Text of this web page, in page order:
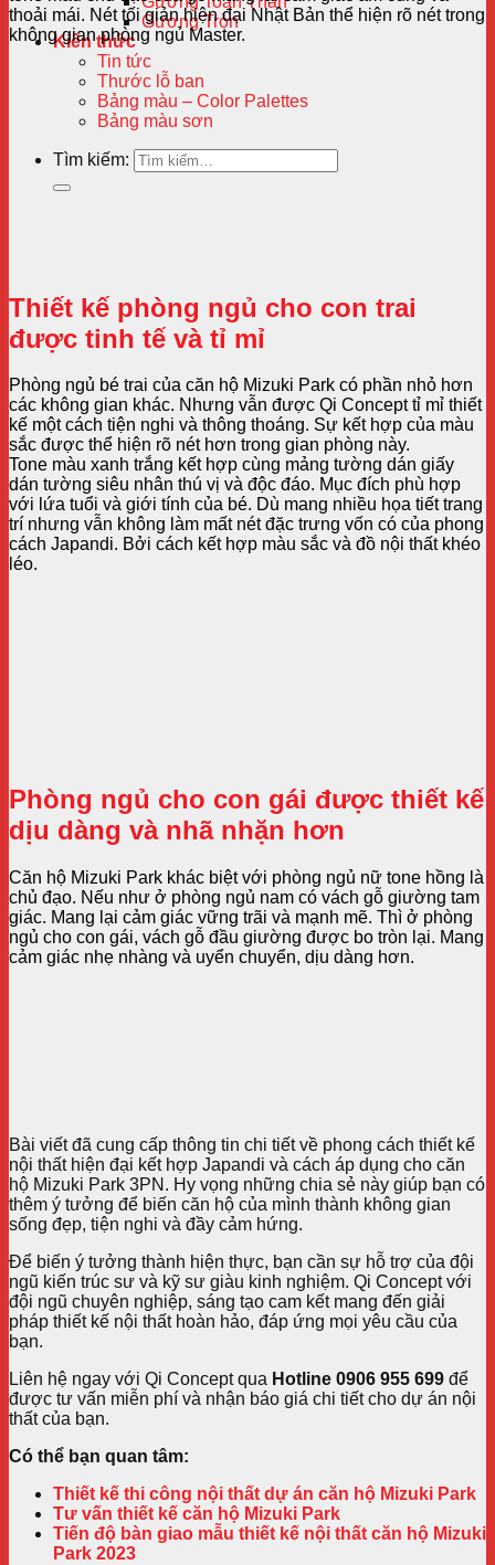
Gương Tròn
Kiến thức
Tin tức
Thước lỗ ban
Bảng màu – Color Palettes
Bảng màu sơn
Tìm kiếm:
thoải mái. Nét tối giản hiện đại Nhật Bản thể hiện rõ nét trong
không gian phòng ngủ Master.
Thiết kế phòng ngủ cho con trai
được tinh tế và tỉ mỉ
Phòng ngủ bé trai của căn hộ Mizuki Park có phần nhỏ hơn
các không gian khác. Nhưng vẫn được Qi Concept tỉ mỉ thiết
kế một cách tiện nghi và thông thoáng. Sự kết hợp của màu
sắc được thể hiện rõ nét hơn trong gian phòng này.
Tone màu xanh trắng kết hợp cùng mảng tường dán giấy
dán tường siêu nhân thú vị và độc đáo. Mục đích phù hợp
với lứa tuổi và giới tính của bé. Dù mang nhiều họa tiết trang
trí nhưng vẫn không làm mất nét đặc trưng vốn có của phong
cách Japandi. Bởi cách kết hợp màu sắc và đồ nội thất khéo
léo.
Phòng ngủ cho con gái được thiết kế
dịu dàng và nhã nhặn hơn
Căn hộ Mizuki Park khác biệt với phòng ngủ nữ tone hồng là
chủ đạo. Nếu như ở phòng ngủ nam có vách gỗ giường tam
giác. Mang lại cảm giác vững trãi và mạnh mẽ. Thì ở phòng
ngủ cho con gái, vách gỗ đầu giường được bo tròn lại. Mang
cảm giác nhẹ nhàng và uyển chuyển, dịu dàng hơn.
Bài viết đã cung cấp thông tin chi tiết về phong cách thiết kế
nội thất hiện đại kết hợp Japandi và cách áp dụng cho căn
hộ Mizuki Park 3PN. Hy vọng những chia sẻ này giúp bạn có
thêm ý tưởng để biến căn hộ của mình thành không gian
sống đẹp, tiện nghi và đầy cảm hứng.
Để biến ý tưởng thành hiện thực, bạn cần sự hỗ trợ của đội
ngũ kiến trúc sư và kỹ sư giàu kinh nghiệm. Qi Concept với
đội ngũ chuyên nghiệp, sáng tạo cam kết mang đến giải
pháp thiết kế nội thất hoàn hảo, đáp ứng mọi yêu cầu của
bạn.
Liên hệ ngay với Qi Concept qua Hotline 0906 955 699 để
được tư vấn miễn phí và nhận báo giá chi tiết cho dự án nội
thất của bạn.
Có thể bạn quan tâm:
Thiết kế thi công nội thất dự án căn hộ Mizuki Park
Tư vấn thiết kế căn hộ Mizuki Park
Tiến độ bàn giao mẫu thiết kế nội thất căn hộ Mizuki
Park 2023